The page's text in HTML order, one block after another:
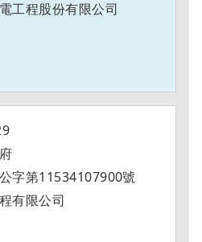
工程股份有限公司
字第11534107900號
有限公司